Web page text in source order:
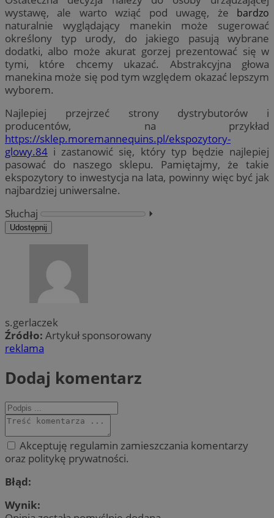
wystawę, ale warto wziąć pod uwagę, że bardzo
naturalnie wyglądający manekin może sugerować
określony typ urody, do jakiego pasują wybrane
dodatki, albo może akurat gorzej prezentować się w
tymi, które chcemy ukazać. Abstrakcyjna głowa
manekina może się pod tym względem okazać lepszym
wyborem.
Najlepiej przejrzeć strony dystrybutorów i
producentów, na przykład
https://sklep.moremannequins.pl/ekspozytory-
glowy.84 i zastanowić się, który typ będzie najlepiej
pasować do naszego sklepu. Pamiętajmy, że takie
ekspozytory to inwestycja na lata, powinny więc być jak
najbardziej uniwersalne.
Słuchaj
⏵︎
Udostępnij
s.gerlaczek
Źródło: Artykuł sponsorowany
reklama
Dodaj komentarz
Akceptuję regulamin zamieszczania komentarzy
oraz politykę prywatności.
Błąd:
Wynik: